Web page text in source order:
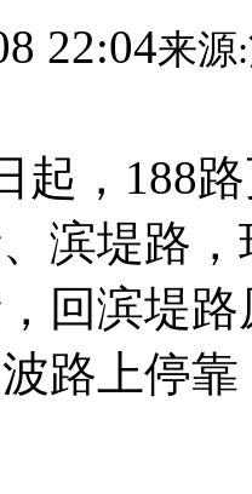
22:04来源:
起，188
滨堤路
回滨堤
路上停